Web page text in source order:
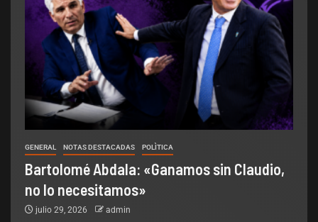
GENERAL NOTAS DESTACADAS POLÌTICA
Bartolomé Abdala: «Ganamos sin Claudio,
no lo necesitamos»
julio 29, 2026 admin